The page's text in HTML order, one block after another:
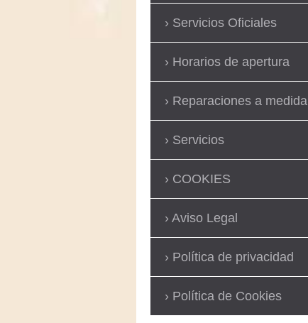
Servicios Oficiales
Horarios de apertura
Reparaciones a medida
Servicios
COOKIES
Aviso Legal
Política de privacidad
Política de Cookies